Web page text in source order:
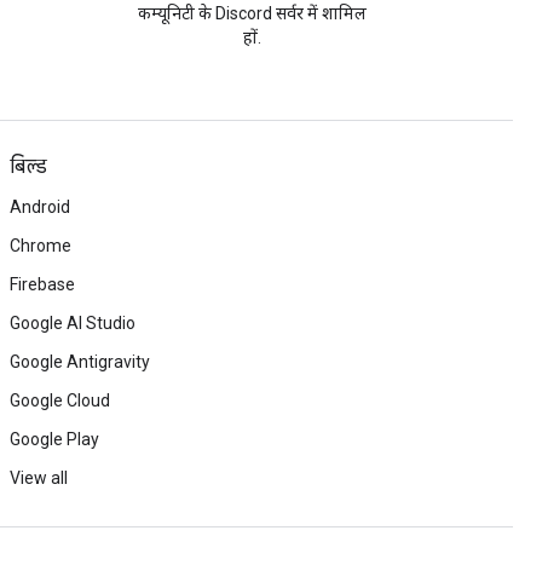
कम्यूनिटी के Discord सर्वर में शामिल
हों.
बिल्ड
Android
Chrome
Firebase
Google AI Studio
Google Antigravity
Google Cloud
Google Play
View all